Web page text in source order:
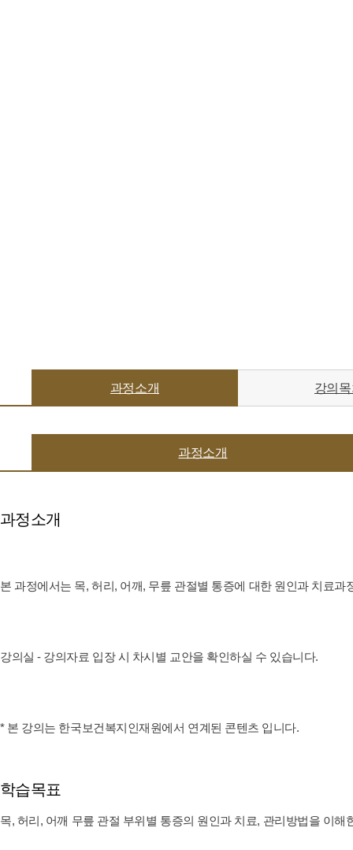
과정소개 강의
과정소개
과정소개
본 과정에서는 목, 허리, 어깨, 무릎 관절별 통증에 대한 원인과 치료
강의실 - 강의자료 입장 시 차시별 교안을 확인하실 수 있습니다.
* 본 강의는 한국보건복지인재원에서 연계된 콘텐츠 입니다.
학습목표
목, 허리, 어깨 무릎 관절 부위별 통증의 원인과 치료, 관리방법을 이해